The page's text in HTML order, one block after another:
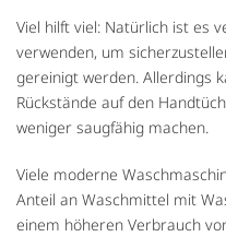
Viel hilft viel: Natürlich ist es
verwenden, um
gereinigt werden. Allerdings
Rückstände auf den
weniger saugfähig machen.
Viele moderne
Anteil an Waschmittel mit
einem höheren Verbrauch